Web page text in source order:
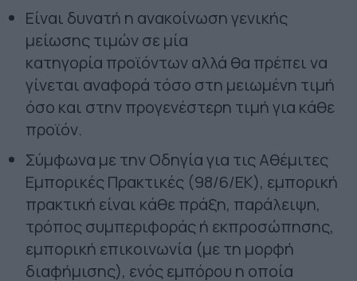
Είναι δυνατή η ανακοίνωση γενικής
μείωσης τιμών σε μία
κατηγορία προϊόντων αλλά θα πρέπει να
γίνεται αναφορά τόσο στη μειωμένη τιμή
όσο και στην προγενέστερη τιμή για κάθε
προϊόν.
Σύμφωνα με την Οδηγία για τις Αθέμιτες
Εμπορικές Πρακτικές (98/6/ΕΚ), εμπορική
πρακτική είναι κάθε πράξη, παράλειψη,
τρόπος συμπεριφοράς ή εκπροσώπησης,
εμπορική επικοινωνία (με τη μορφή
διαφήμισης), ενός εμπόρου η οποία